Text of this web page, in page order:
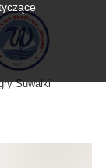
Suwałki